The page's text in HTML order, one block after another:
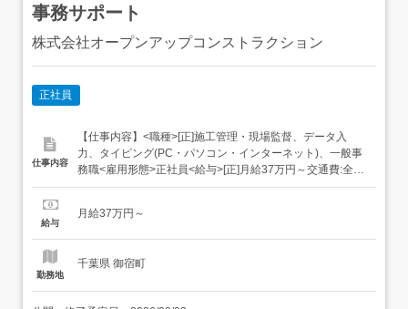
事務サポート
株式会社オープンアップコンストラクション
正社員
仕事内容
【仕事内容】<職種>[正]施工管理・現場監督、データ入
力、タイピング(PC・パソコン・インターネット)、一般事
務職<雇用形態>正社員<給与>[正]月給37万円～交通費:全額
支給 [正]には、固定残業代:49,143円 20時間相当分が含ま
支払いします。 試用期間:3ヶ月/正社員/月給37万円月給額
給与
月給37万円～
勤務地
千葉県 御宿町